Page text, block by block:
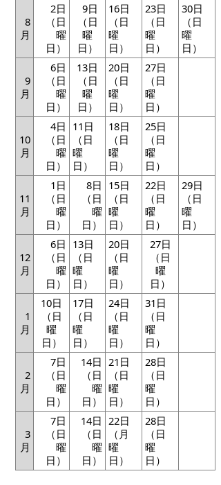
8
月
2日
（日
曜
日）
9日
（日
曜
日）
16日
（日
曜
日）
23日
（日
曜
日）
30日
（日
曜
日）
9
月
6日
（日
曜
日）
13日
（日
曜
日）
20日
（日
曜
日）
27日
（日
曜
日）
10
月
4日
（日
曜
日）
11日
（日
曜
日）
18日
（日
曜
日）
25日
（日
曜
日）
11
月
1日
（日
曜
日）
8日
（日
曜
日）
15日
（日
曜
日）
22日
（日
曜
日）
29日
（日
曜
日）
12
月
6日
（日
曜
日）
13日
（日
曜
日）
20日
（日
曜
日）
27日
（日
曜
日）
1
月
10日
（日
曜
日）
17日
（日
曜
日）
24日
（日
曜
日）
31日
（日
曜
日）
2
月
7日
（日
曜
日）
14日
（日
曜
日）
21日
（日
曜
日）
28日
（日
曜
日）
3
月
7日
（日
曜
日）
14日
（日
曜
日）
22日
（月
曜
日）
28日
（日
曜
日）